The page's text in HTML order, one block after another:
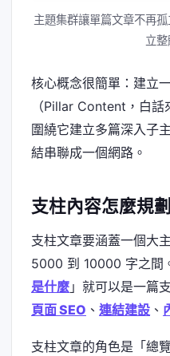
主題集群讓單篇文章不再
立整
核心概念很簡單：建立
（Pillar Content，白
圍繞它建立多篇深入子
結串聯成一個網路。
支柱內容怎麼規
支柱文章要涵蓋一個大
5000 到 10000 字之間
是什麼 」就可以是一篇
頁面 SEO 、 連結建設 、
支柱文章的角色是「總